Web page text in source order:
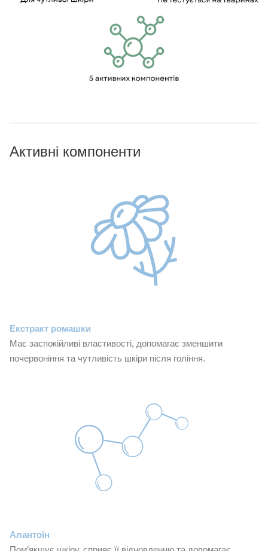
Активні компоненти
Екстракт ромашки
Має заспокійливі властивості, допомагає зменшити
почервоніння та чутливість шкіри після гоління.
Алантоїн